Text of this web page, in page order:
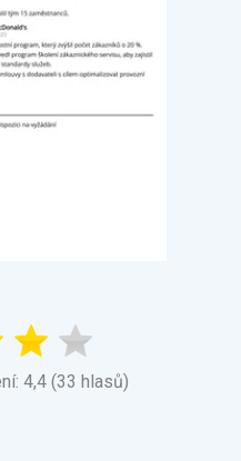
4,4 (33 hlasů)